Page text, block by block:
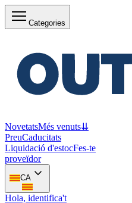
Categories
NovetatsMés venuts⇊
PreuCaducitats
Liquidació d'estocFes-te
proveïdor
CA
Hola, identifica't